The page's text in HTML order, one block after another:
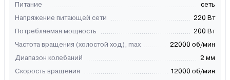
Питание
сеть
Напряжение питающей сети
220 Вт
Потребляемая мощность
200 Вт
Частота вращения (холостой ход), max
22000 об/мин
Диапазон колебаний
2 мм
Скорость вращения
12000 об/мин